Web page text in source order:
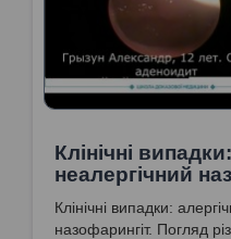
Клінічні
неалергічний
Клінічні випадки:
назофарингіт. Погляд